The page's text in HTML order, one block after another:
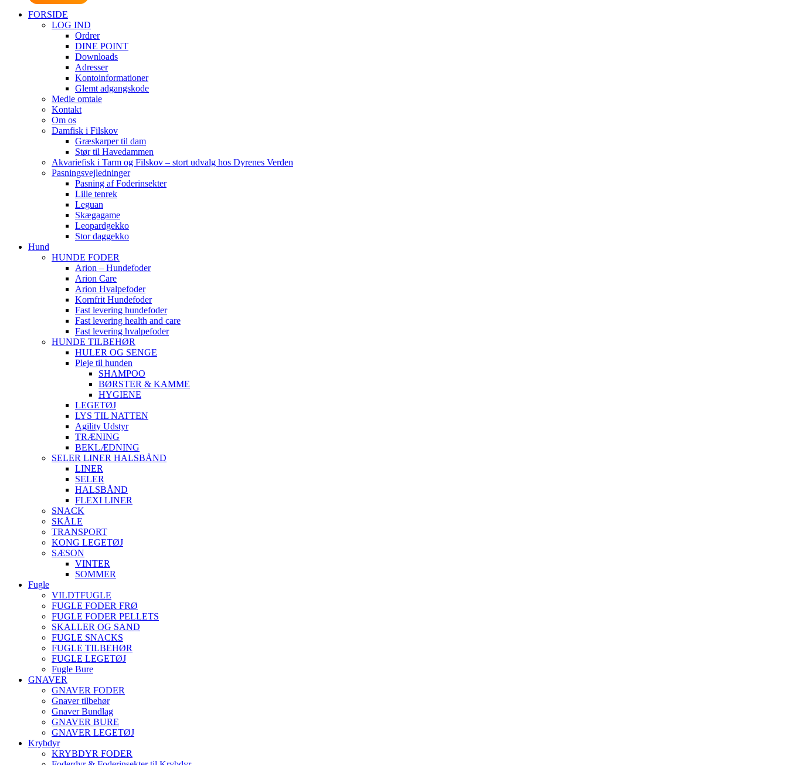
FORSIDE
LOG IND
Ordrer
DINE POINT
Downloads
Adresser
Kontoinformationer
Glemt adgangskode
Medie omtale
Kontakt
Om os
Damfisk i Filskov
Græskarper til dam
Stør til Havedammen
Akvariefisk i Tarm og Filskov – stort udvalg hos Dyrenes Verden
Pasningsvejledninger
Pasning af Foderinsekter
Lille tenrek
Leguan
Skægagame
Leopardgekko
Stor daggekko
Hund
HUNDE FODER
Arion – Hundefoder
Arion Care
Arion Hvalpefoder
Kornfrit Hundefoder
Fast levering hundefoder
Fast levering health and care
Fast levering hvalpefoder
HUNDE TILBEHØR
HULER OG SENGE
Pleje til hunden
SHAMPOO
BØRSTER & KAMME
HYGIENE
LEGETØJ
LYS TIL NATTEN
Agility Udstyr
TRÆNING
BEKLÆDNING
SELER LINER HALSBÅND
LINER
SELER
HALSBÅND
FLEXI LINER
SNACK
SKÅLE
TRANSPORT
KONG LEGETØJ
SÆSON
VINTER
SOMMER
Fugle
VILDTFUGLE
FUGLE FODER FRØ
FUGLE FODER PELLETS
SKALLER OG SAND
FUGLE SNACKS
FUGLE TILBEHØR
FUGLE LEGETØJ
Fugle Bure
GNAVER
GNAVER FODER
Gnaver tilbehør
Gnaver Bundlag
GNAVER BURE
GNAVER LEGETØJ
Krybdyr
KRYBDYR FODER